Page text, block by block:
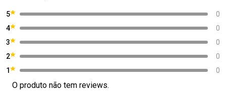
5
0
4
0
3
0
2
0
1
0
O produto não tem reviews.